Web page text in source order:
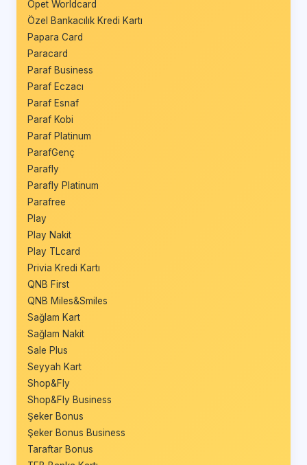
Opet Worldcard
Özel Bankacılık Kredi Kartı
Papara Card
Paracard
Paraf Business
Paraf Eczacı
Paraf Esnaf
Paraf Kobi
Paraf Platinum
ParafGenç
Parafly
Parafly Platinum
Parafree
Play
Play Nakit
Play TLcard
Privia Kredi Kartı
QNB First
QNB Miles&Smiles
Sağlam Kart
Sağlam Nakit
Sale Plus
Seyyah Kart
Shop&Fly
Shop&Fly Business
Şeker Bonus
Şeker Bonus Business
Taraftar Bonus